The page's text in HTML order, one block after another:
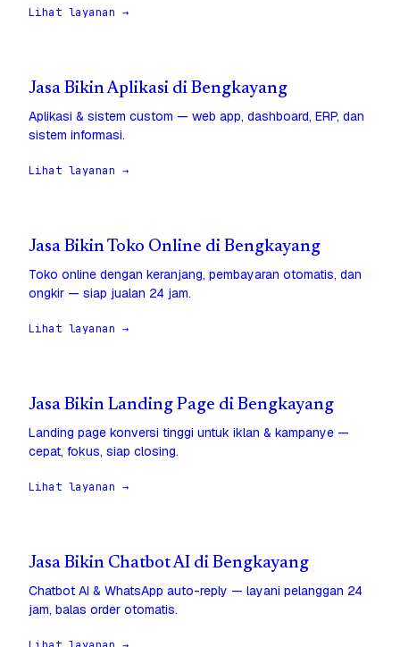
Lihat layanan →
Jasa Bikin Aplikasi di Bengkayang
Aplikasi & sistem custom — web app, dashboard, ERP, dan
sistem informasi.
Lihat layanan →
Jasa Bikin Toko Online di Bengkayang
Toko online dengan keranjang, pembayaran otomatis, dan
ongkir — siap jualan 24 jam.
Lihat layanan →
Jasa Bikin Landing Page di Bengkayang
Landing page konversi tinggi untuk iklan & kampanye —
cepat, fokus, siap closing.
Lihat layanan →
Jasa Bikin Chatbot AI di Bengkayang
Chatbot AI & WhatsApp auto-reply — layani pelanggan 24
jam, balas order otomatis.